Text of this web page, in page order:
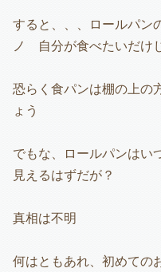
すると、、、ロールパ
ノ 自分が食べたいだけ
恐らく食パンは棚の上の
ょう
でもな、ロールパンはい
見えるはずだが？
真相は不明
何はともあれ、初めての